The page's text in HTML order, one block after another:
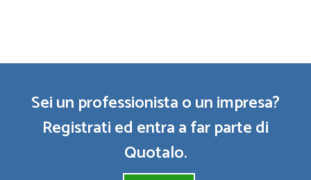
Sei un professionista o un impresa?
Registrati ed entra a far parte di
Quotalo.